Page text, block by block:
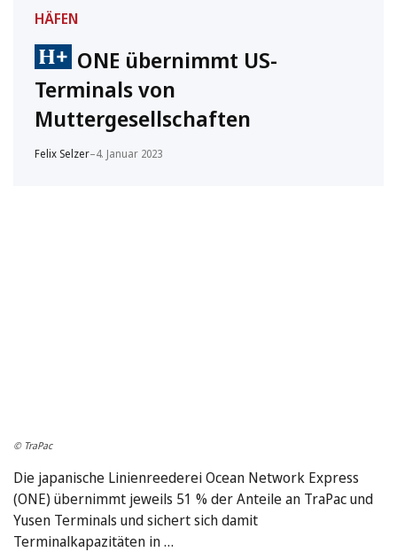
HÄFEN
ONE übernimmt US-
Terminals von
Muttergesellschaften
Felix Selzer–4. Januar 2023
© TraPac
Die japanische Linienreederei Ocean Network Express
(ONE) übernimmt jeweils 51 % der Anteile an TraPac und
Yusen Terminals und sichert sich damit
Terminalkapazitäten in …